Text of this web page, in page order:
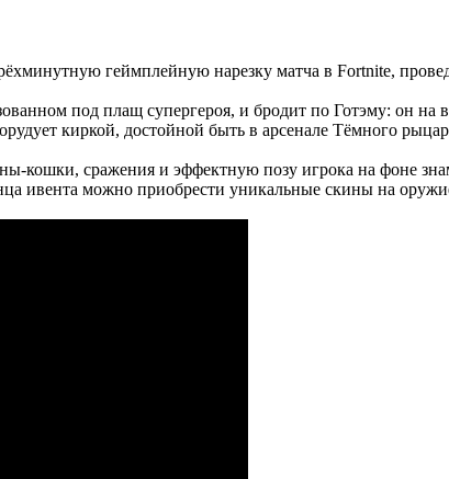
геймплейную нарезку матча в Fortnite,
под плащ супергероя, и бродит по Готэму: он
киркой, достойной быть в арсенале Тёмного
кошки, сражения и эффектную позу игрока на фоне
ивента можно приобрести уникальные скины на